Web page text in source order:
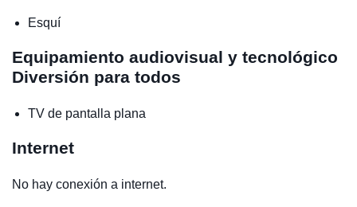
Esquí
Equipamiento audiovisual y tecnológico
Diversión para todos
TV de pantalla plana
Internet
No hay conexión a internet.